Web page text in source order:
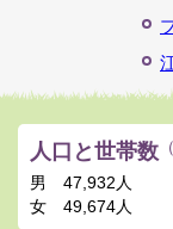
人口と世帯数
男
47,932人
女
49,674人